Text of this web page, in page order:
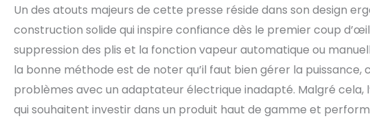
spéciaux pour le nylon, la
des plis. Verrouillage /
Un des atouts majeurs de cette presse réside dans son design
construction solide qui inspire confiance dès le premier coup
suppression des plis et la fonction vapeur automatique ou
la bonne méthode est de noter qu’il faut bien gérer la
problèmes avec un adaptateur électrique inadapté. Malgré cela,
qui souhaitent investir dans un produit haut de gamme et